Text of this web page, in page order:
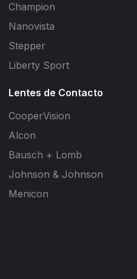
Champion
Nanovista
Stepper
Liberty Sport
Lentes de Contacto
CooperVision
Alcon
Bausch + Lomb
Johnson & Johnson
Menicon